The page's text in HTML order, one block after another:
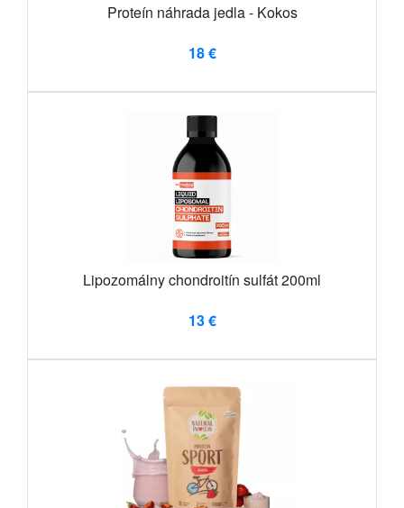
Proteín náhrada jedla - Kokos
18 €
Lipozomálny chondroitín sulfát 200ml
13 €